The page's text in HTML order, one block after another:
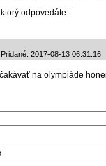
odpovedáte:
2017-08-13 06:31:16
na olympiáde